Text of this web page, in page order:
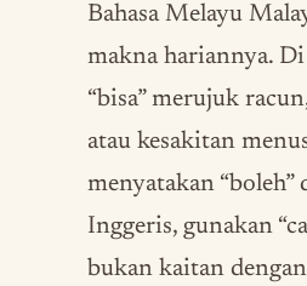
Bahasa Melayu
makna hariannya.
“bisa” merujuk
atau kesakitan
menyatakan “boleh”
Inggeris, gunakan
bukan kaitan dengan